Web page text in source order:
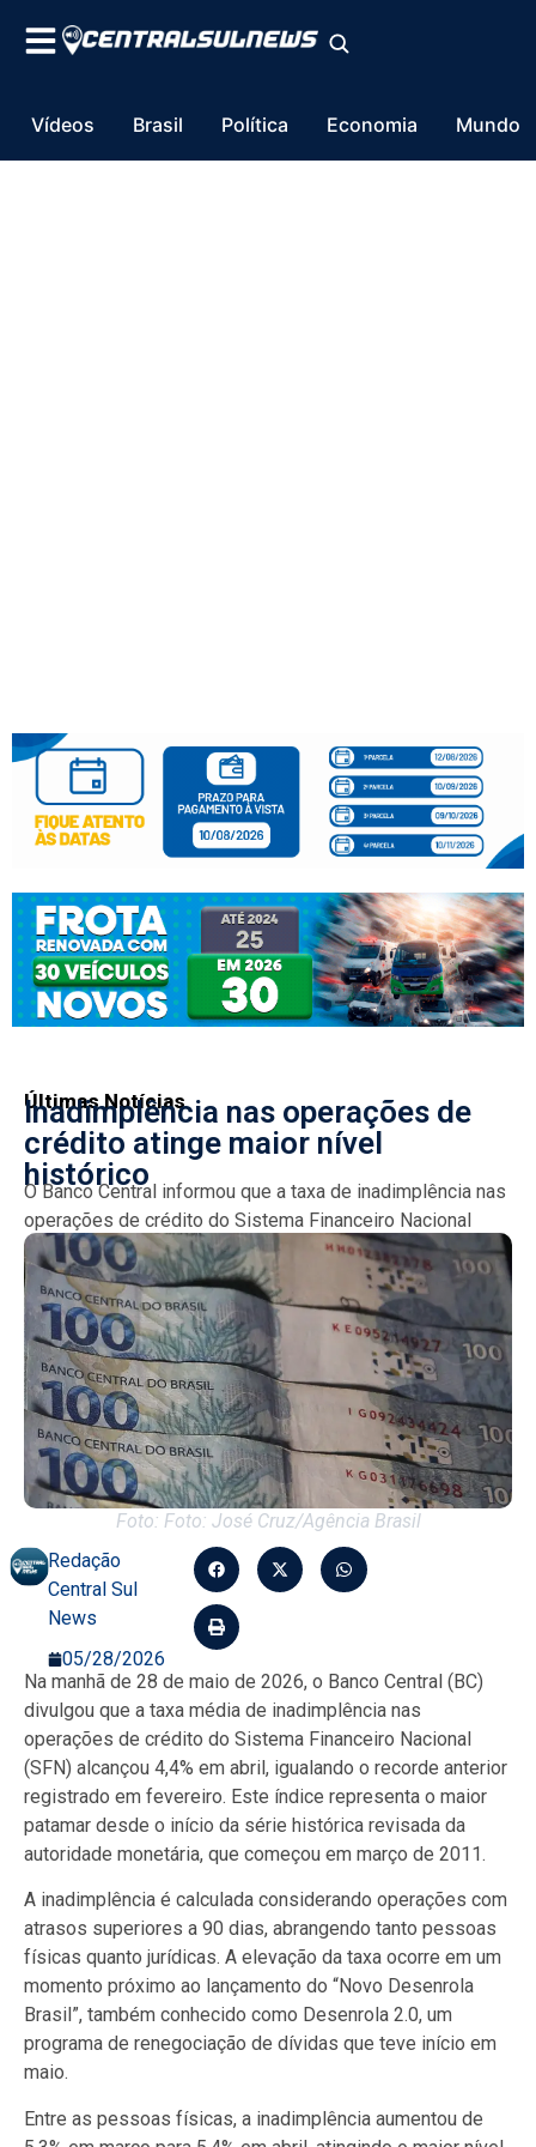
Vídeos Brasil Política Economia Mundo
Últimas Notícias
Inadimplência nas operações de
crédito atinge maior nível
histórico
O Banco Central informou que a taxa de inadimplência nas
operações de crédito do Sistema Financeiro Nacional
subiu para 4,4% em abril, igualando recorde de...
Foto: Foto: José Cruz/Agência Brasil
Redação
Central Sul
News
05/28/2026
Na manhã de 28 de maio de 2026, o Banco Central (BC)
divulgou que a taxa média de inadimplência nas
operações de crédito do Sistema Financeiro Nacional
(SFN) alcançou 4,4% em abril, igualando o recorde anterior
registrado em fevereiro. Este índice representa o maior
patamar desde o início da série histórica revisada da
autoridade monetária, que começou em março de 2011.
A inadimplência é calculada considerando operações com
atrasos superiores a 90 dias, abrangendo tanto pessoas
físicas quanto jurídicas. A elevação da taxa ocorre em um
momento próximo ao lançamento do “Novo Desenrola
Brasil”, também conhecido como Desenrola 2.0, um
programa de renegociação de dívidas que teve início em
maio.
Entre as pessoas físicas, a inadimplência aumentou de